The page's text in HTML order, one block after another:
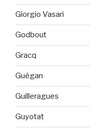
Giorgio Vasari
Godbout
Gracq
Guégan
Guilleragues
Guyotat